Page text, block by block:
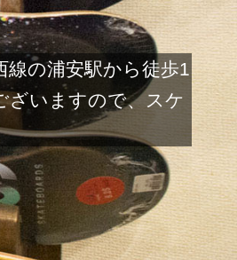
の浦安駅から徒歩1
ざいますので、スケ